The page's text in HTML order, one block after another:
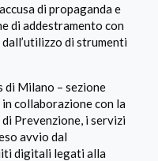
di propaganda e
di addestramento con
di strumenti
di Milano – sezione
collaborazione con la
Prevenzione, i servizi
avvio dal
digitali legati alla